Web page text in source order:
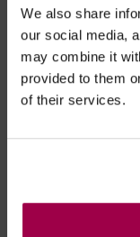
We also share
our social media,
may combine it
provided to them
of their services.
Transforme
inesquecível
pele verdadeira.
sofisticação e